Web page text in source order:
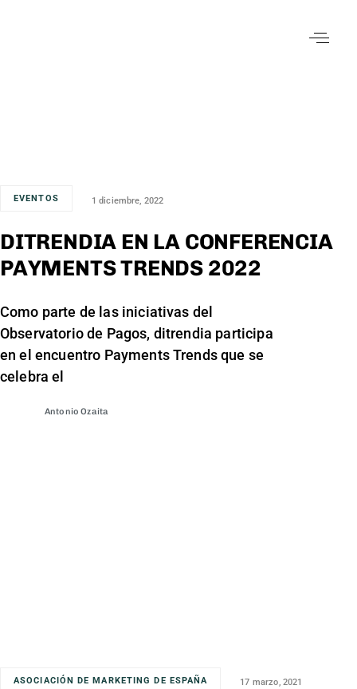
EVENTOS 1 diciembre, 2022
DITRENDIA EN LA CONFERENCIA
PAYMENTS TRENDS 2022
Como parte de las iniciativas del
Observatorio de Pagos, ditrendia participa
en el encuentro Payments Trends que se
celebra el
Antonio Ozaita
ASOCIACIÓN DE MARKETING DE ESPAÑA 17 marzo, 2021